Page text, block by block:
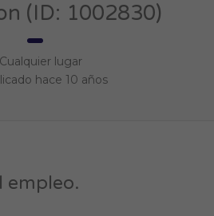
(ID: 1002830)
Cualquier lugar
hace 10 años
empleo.